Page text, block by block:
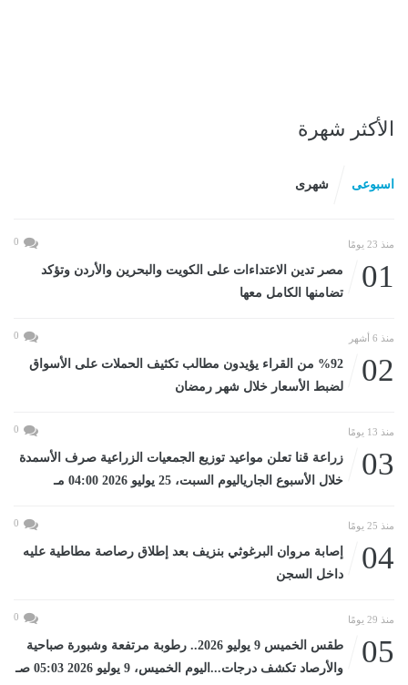
الأكثر شهرة
اسبوعى شهرى
منذ 23 يومًا 0
01
مصر تدين الاعتداءات على الكويت والبحرين والأردن وتؤكد
تضامنها الكامل معها
منذ 6 أشهر 0
02
%92 من القراء يؤيدون مطالب تكثيف الحملات على الأسواق
لضبط الأسعار خلال شهر رمضان
منذ 13 يومًا 0
03
زراعة قنا تعلن مواعيد توزيع الجمعيات الزراعية صرف الأسمدة
خلال الأسبوع الجارياليوم السبت، 25 يوليو 2026 04:00 مـ
منذ 25 يومًا 0
04
إصابة مروان البرغوثي بنزيف بعد إطلاق رصاصة مطاطية عليه
داخل السجن
منذ 29 يومًا 0
05
طقس الخميس 9 يوليو 2026.. رطوبة مرتفعة وشبورة صباحية
والأرصاد تكشف درجات...اليوم الخميس، 9 يوليو 2026 05:03 صـ